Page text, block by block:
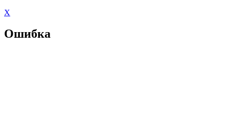
X
Ошибка